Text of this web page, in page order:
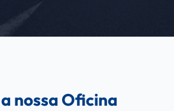
nossa Oficina